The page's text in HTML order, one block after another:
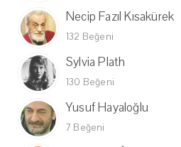
Necip Fazıl Kısakürek
132 Beğeni
Sylvia Plath
130 Beğeni
Yusuf Hayaloğlu
7 Beğeni